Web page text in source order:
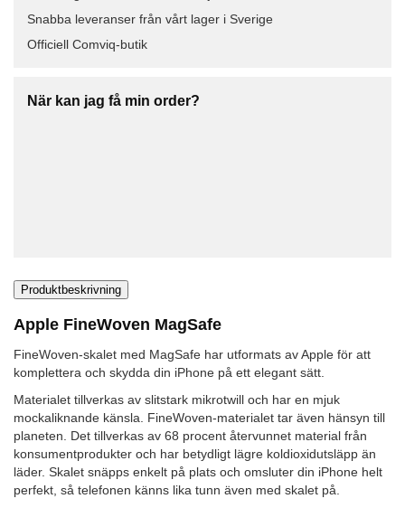
Snabba leveranser från vårt lager i Sverige
Officiell Comviq-butik
När kan jag få min order?
Produktbeskrivning
Apple FineWoven MagSafe
FineWoven-skalet med MagSafe har utformats av Apple för att
komplettera och skydda din iPhone på ett elegant sätt.
Materialet tillverkas av slitstark mikrotwill och har en mjuk
mockaliknande känsla. FineWoven-materialet tar även hänsyn till
planeten. Det tillverkas av 68 procent återvunnet material från
konsumentprodukter och har betydligt lägre koldioxidutsläpp än
läder. Skalet snäpps enkelt på plats och omsluter din iPhone helt
perfekt, så telefonen känns lika tunn även med skalet på.